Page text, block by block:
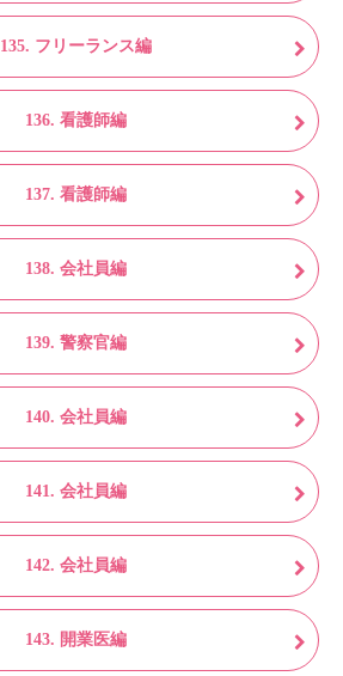
135. フリーランス編
136. 看護師編
137. 看護師編
138. 会社員編
139. 警察官編
140. 会社員編
141. 会社員編
142. 会社員編
143. 開業医編